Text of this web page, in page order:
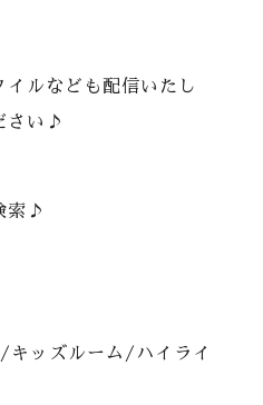
ルなども配信いたし
さい♪
索♪
ッズルーム/ハイライ